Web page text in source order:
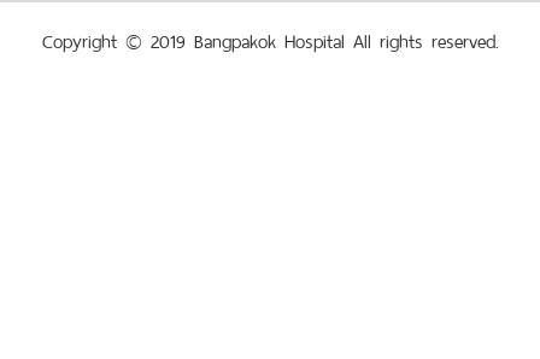
Copyright © 2019 Bangpakok Hospital All rights reserved.